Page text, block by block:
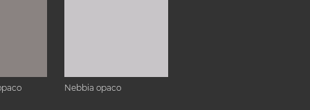
Nebbia opaco